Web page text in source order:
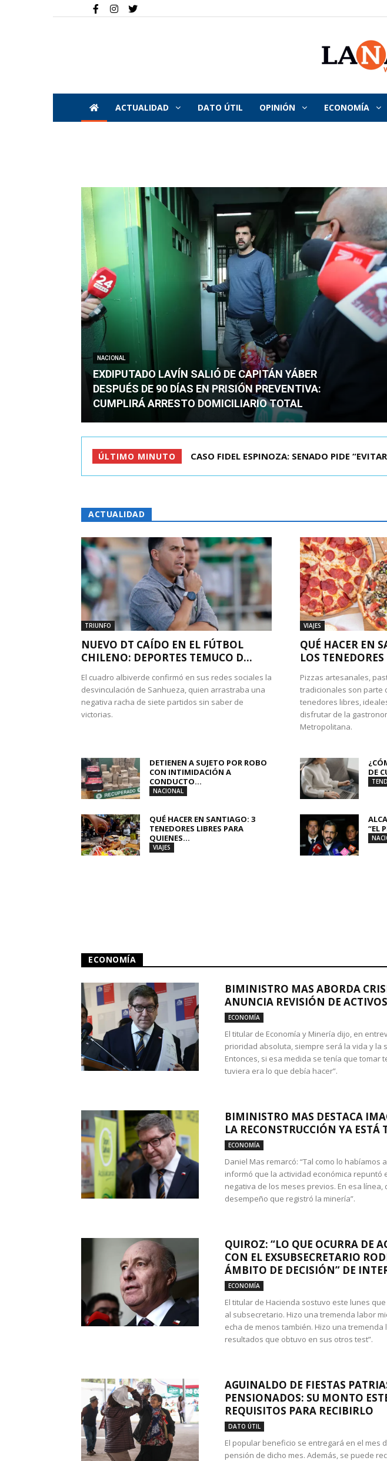
ACTUALIDAD DATO ÚTIL OPINIÓN ECONOMÍA
NACIONAL
EXDIPUTADO LAVÍN SALIÓ DE CAPITÁN YÁBER
DESPUÉS DE 90 DÍAS EN PRISIÓN PREVENTIVA:
CUMPLIRÁ ARRESTO DOMICILIARIO TOTAL
ÚLTIMO MINUTO TC ADMITE A TRÁMITE Y DECLARA
ACTUALIDAD
TRIUNFO
NUEVO DT CAÍDO EN EL FÚTBOL
CHILENO: DEPORTES TEMUCO D...
El cuadro albiverde confirmó en sus redes sociales la
desvinculación de Sanhueza, quien arrastraba una
negativa racha de siete partidos sin saber de
victorias.
VIAJES
QUÉ HACER EN
LOS
Pizzas artesanales,
tradicionales son parte
tenedores libres,
disfrutar de la
Metropolitana.
DETIENEN A SUJETO POR ROBO
CON INTIMIDACIÓN A
CONDUCTO...
NACIONAL
DE
QUÉ HACER EN SANTIAGO: 3
TENEDORES LIBRES PARA
QUIENES...
VIAJES
“EL
ECONOMÍA
BIMINISTRO MAS ABORDA
ANUNCIA REVISIÓN DE
ECONOMÍA
El titular de Economía y Minería dijo, en
prioridad absoluta, siempre será la vida y la
Entonces, si esa medida se tenía que tomar
tuviera era lo que debía hacer”.
BIMINISTRO MAS DESTACA
LA RECONSTRUCCIÓN YA ESTÁ
ECONOMÍA
Daniel Mas remarcó: “Tal como lo habíamos
informó que la actividad económica repuntó
negativa de los meses previos. En esa línea,
desempeño que registró la minería”.
QUIROZ: “LO QUE OCURRA DE
CON EL EXSUBSECRETARIO
ÁMBITO DE DECISIÓN” DE
ECONOMÍA
El titular de Hacienda sostuvo este lunes
al subsecretario. Hizo una tremenda labor
echa de menos también. Hizo una tremenda
resultados que obtuvo en sus otros test”.
AGUINALDO DE FIESTAS
PENSIONADOS: SU MONTO
REQUISITOS PARA RECIBIRLO
DATO ÚTIL
El popular beneficio se entregará en el mes
pensión de dicho mes. Además, se puede